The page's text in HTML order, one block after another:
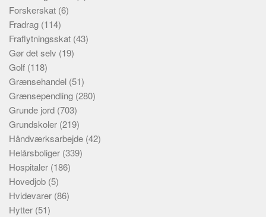
Forskerskat (6)
Fradrag (114)
Fraflytningsskat (43)
Gør det selv (19)
Golf (118)
Grænsehandel (51)
Grænsependling (280)
Grunde jord (703)
Grundskoler (219)
Håndværksarbejde (42)
Helårsboliger (339)
Hospitaler (186)
Hovedjob (5)
Hvidevarer (86)
Hytter (51)